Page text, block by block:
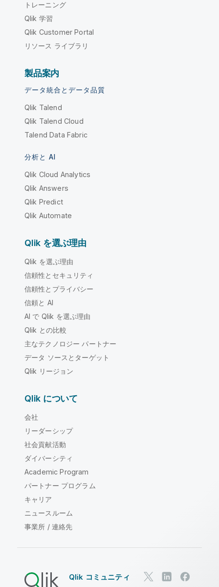
トレーニング
Qlik 学習
Qlik Customer Portal
リソース ライブラリ
製品案内
データ統合とデータ品質
Qlik Talend
Qlik Talend Cloud
Talend Data Fabric
分析と AI
Qlik Cloud Analytics
Qlik Answers
Qlik Predict
Qlik Automate
Qlik を選ぶ理由
Qlik を選ぶ理由
信頼性とセキュリティ
信頼性とプライバシー
信頼と AI
AI で Qlik を選ぶ理由
Qlik との比較
主なテクノロジー パートナー
データ ソースとターゲット
Qlik リージョン
Qlik について
会社
リーダーシップ
社会貢献活動
ダイバーシティ
Academic Program
パートナー プログラム
キャリア
ニュースルーム
事業所 / 連絡先
Qlik コミュニティ